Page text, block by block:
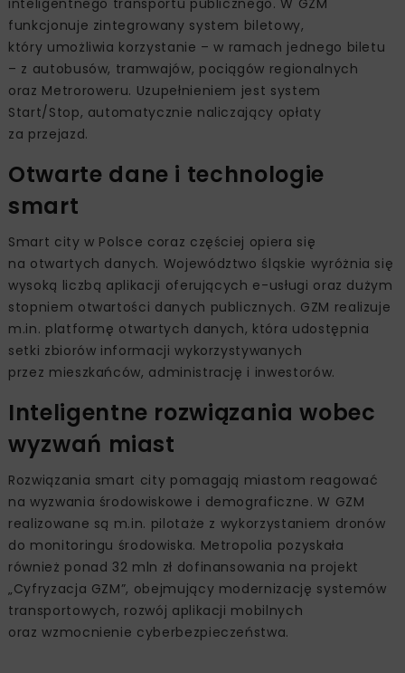
funkcjonuje zintegrowany system biletowy,
który umożliwia korzystanie – w ramach jednego biletu
– z autobusów, tramwajów, pociągów regionalnych
oraz Metroroweru. Uzupełnieniem jest system
Start/Stop, automatycznie naliczający opłaty
za przejazd.
Otwarte dane i technologie
smart
Smart city w Polsce coraz częściej opiera się
na otwartych danych. Województwo śląskie wyróżnia się
wysoką liczbą aplikacji oferujących e-usługi oraz dużym
stopniem otwartości danych publicznych. GZM realizuje
m.in. platformę otwartych danych, która udostępnia
setki zbiorów informacji wykorzystywanych
przez mieszkańców, administrację i inwestorów.
Inteligentne rozwiązania wobec
wyzwań miast
Rozwiązania smart city pomagają miastom reagować
na wyzwania środowiskowe i demograficzne. W GZM
realizowane są m.in. pilotaże z wykorzystaniem dronów
do monitoringu środowiska. Metropolia pozyskała
również ponad 32 mln zł dofinansowania na projekt
„Cyfryzacja GZM”, obejmujący modernizację systemów
transportowych, rozwój aplikacji mobilnych
oraz wzmocnienie cyberbezpieczeństwa.